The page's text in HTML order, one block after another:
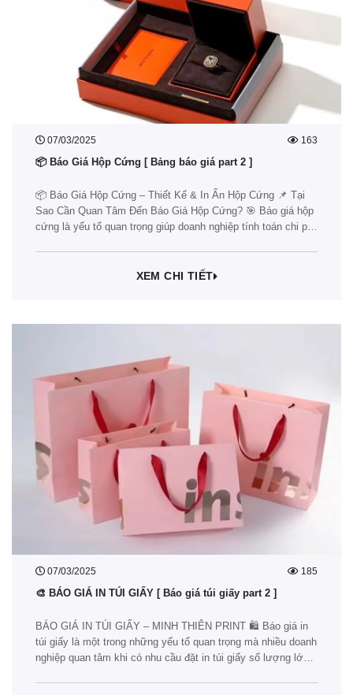
07/03/2025 163
📦 Báo Giá Hộp Cứng [ Bảng báo giá part 2 ]
📦 Báo Giá Hộp Cứng – Thiết Kế & In Ấn Hộp Cứng 📌 Tại
Sao Cần Quan Tâm Đến Báo Giá Hộp Cứng? 🎯 Báo giá hộp
cứng là yếu tố quan trọng giúp doanh nghiệp tính toán chi phí
XEM CHI TIẾT
07/03/2025 185
🎨 BÁO GIÁ IN TÚI GIẤY [ Báo giá túi giấy part 2 ]
BÁO GIÁ IN TÚI GIẤY – MINH THIÊN PRINT 🛍️ Báo giá in
túi giấy là một trong những yếu tố quan trọng mà nhiều doanh
nghiệp quan tâm khi có nhu cầu đặt in túi giấy số lượng lớn.